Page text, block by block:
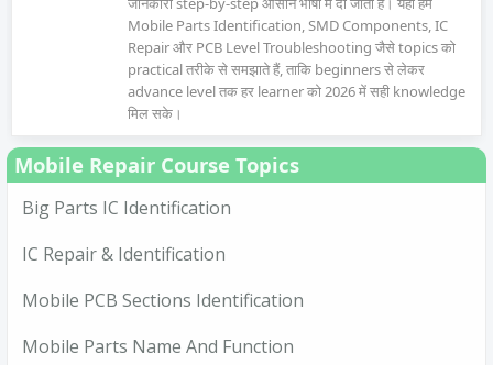
Mobile Parts Identification, SMD Components, IC
Repair और PCB Level Troubleshooting जैसे topics को
practical तरीके से समझाते हैं, ताकि beginners से लेकर
advance level तक हर learner को 2026 में सही knowledge
मिल सके।
Mobile Repair Course Topics
Big Parts IC Identification
IC Repair & Identification
Mobile PCB Sections Identification
Mobile Parts Name And Function